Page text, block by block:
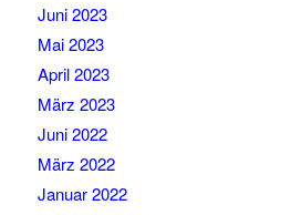
Juni 2023
Mai 2023
April 2023
März 2023
Juni 2022
März 2022
Januar 2022